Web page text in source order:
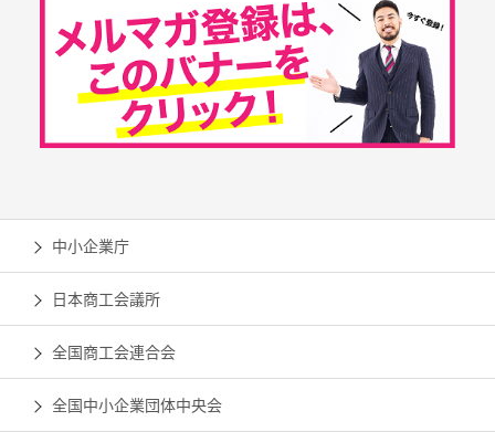
中小企業庁
日本商工会議所
全国商工会連合会
全国中小企業団体中央会